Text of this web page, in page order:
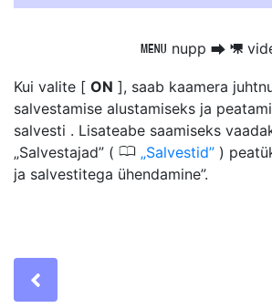
G nupp U 1
Kui valite [ ON ], saab kaamera
salvestamise alustamiseks ja
salvesti . Lisateabe saamiseks
„Salvestajad” ( 0 Salvestid
)
ja salvestitega ühendamine”.